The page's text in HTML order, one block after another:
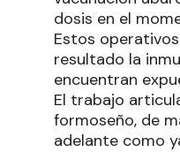
dosis en el
Estos
resultado la
encuentran
El trabajo
formoseño, de
adelante como